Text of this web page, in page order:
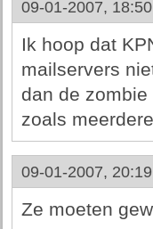
09-01-2007,
Ik hoop dat
mailservers
dan de
zoals
09-01-2007,
Ze moeten